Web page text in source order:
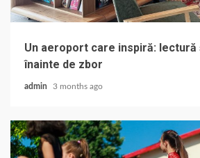
Un aeroport care inspiră: lectură
înainte de zbor
admin 3 months ago